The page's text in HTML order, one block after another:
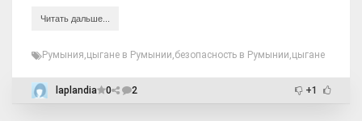
Читать дальше...
Румыния цыгане в Румынии безопасность в Румынии цыгане
laplandia 0 2 +1